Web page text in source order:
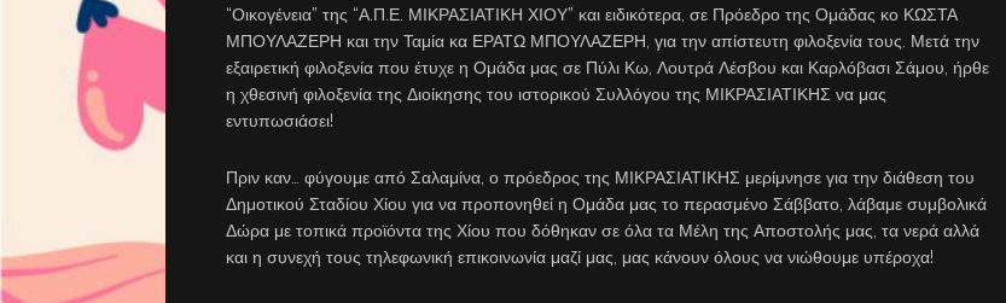
“Οικογένεια” της “Α.Π.Ε. ΜΙΚΡΑΣΙΑΤΙΚΗ ΧΙΟΥ” και ειδικότερα, σε Πρόεδρο της Ομάδας κο ΚΩΣΤΑ
ΜΠΟΥΛΑΖΕΡΗ και την Ταμία κα ΕΡΑΤΩ ΜΠΟΥΛΑΖΕΡΗ, για την απίστευτη φιλοξενία τους. Μετά την
εξαιρετική φιλοξενία που έτυχε η Ομάδα μας σε Πύλι Κω, Λουτρά Λέσβου και Καρλόβασι Σάμου, ήρθε
η χθεσινή φιλοξενία της Διοίκησης του ιστορικού Συλλόγου της ΜΙΚΡΑΣΙΑΤΙΚΗΣ να μας
εντυπωσιάσει!
Πριν καν… φύγουμε από Σαλαμίνα, ο πρόεδρος της ΜΙΚΡΑΣΙΑΤΙΚΗΣ μερίμνησε για την διάθεση του
Δημοτικού Σταδίου Χίου για να προπονηθεί η Ομάδα μας το περασμένο Σάββατο, λάβαμε συμβολικά
Δώρα με τοπικά προϊόντα της Χίου που δόθηκαν σε όλα τα Μέλη της Αποστολής μας, τα νερά αλλά
και η συνεχή τους τηλεφωνική επικοινωνία μαζί μας, μας κάνουν όλους να νιώθουμε υπέροχα!